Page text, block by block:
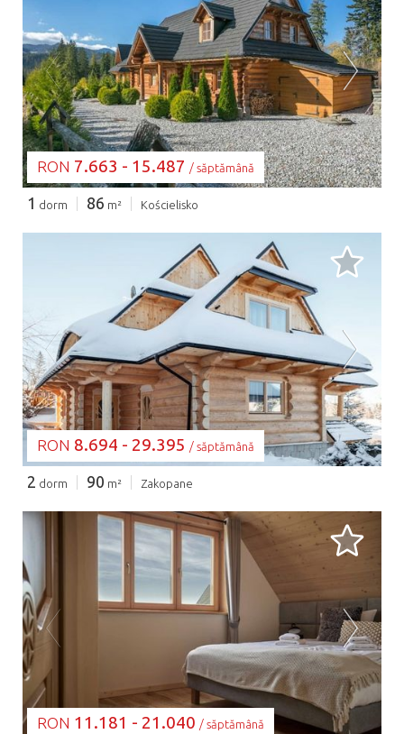
SE ÎNCARCĂ...
RON 7.663 - 15.487 / săptămână
1 dorm 86 m² Kościelisko
SE ÎNCARCĂ...
RON 8.694 - 29.395 / săptămână
2 dorm 90 m² Zakopane
SE ÎNCARCĂ...
RON 11.181 - 21.040 / săptămână